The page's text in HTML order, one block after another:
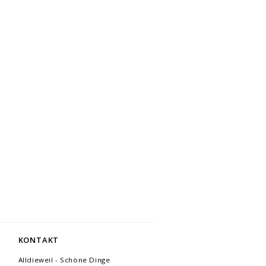
KONTAKT
Alldieweil - Schöne Dinge